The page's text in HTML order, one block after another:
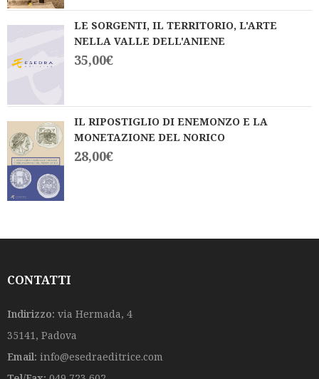
LE SORGENTI, IL TERRITORIO, L'ARTE
NELLA VALLE DELL'ANIENE
35,00€
IL RIPOSTIGLIO DI ENEMONZO E LA
MONETAZIONE DEL NORICO
28,00€
CONTATTI
Indirizzo: via Hermada, 4
35141, Padova
Email: info@esedraeditrice.com